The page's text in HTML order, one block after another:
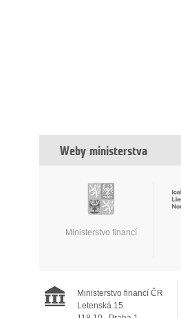
Weby ministerstva
Ministerstvo financí
Ministerstvo financí ČR
Letenská 15